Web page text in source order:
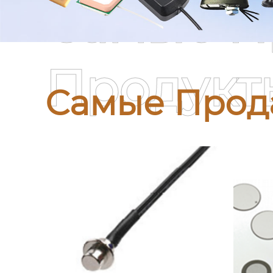
Самые
Самые